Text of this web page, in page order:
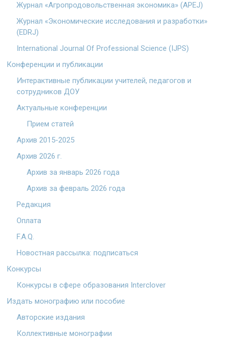
Журнал «Агропродовольственная экономика» (APEJ)
Журнал «Экономические исследования и разработки»
(EDRJ)
International Journal Of Professional Science (IJPS)
Конференции и публикации
Интерактивные публикации учителей, педагогов и
сотрудников ДОУ
Актуальные конференции
Прием статей
Архив 2015-2025
Архив 2026 г.
Архив за январь 2026 года
Архив за февраль 2026 года
Редакция
Оплата
F.A.Q.
Новостная рассылка: подписаться
Конкурсы
Конкурсы в сфере образования Interclover
Издать монографию или пособие
Авторские издания
Коллективные монографии